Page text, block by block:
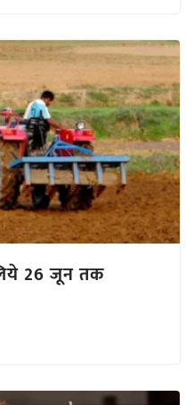
26 जून तक